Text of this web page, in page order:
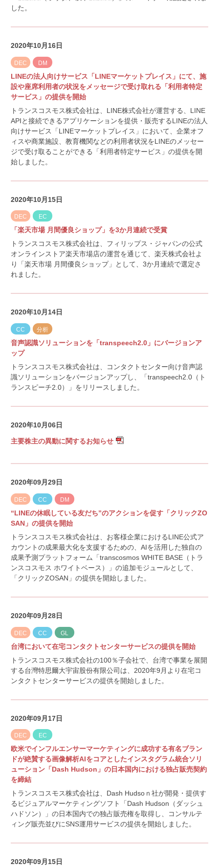
した。
2020年10月16日
DEC DM
LINEの法人向けサービス「LINEマーケットプレイス」にて、施
設や座席利用者の状況をメッセージで受け取れる「利用者特定
サービス」の提供を開始
トランスコスモス株式会社は、LINE株式会社が運営する、LINE
APIと接続できるアプリケーションを提供・販売するLINEの法人
向けサービス「LINEマーケットプレイス」において、企業オフ
ィスや商業施設、教育機関などの利用者状況をLINEのメッセー
ジで受け取ることができる「利用者特定サービス」の提供を開
始しました。
2020年10月15日
DEC EC
「楽天市場 月間優良ショップ」を3か月連続で受賞
トランスコスモス株式会社は、フィリップス・ジャパンの公式
オンラインストア楽天市場店の運営を通じて、楽天株式会社よ
り「楽天市場 月間優良ショップ」として、3か月連続で選定さ
れました。
2020年10月14日
CC 分析
音声認識ソリューションを「transpeech2.0」にバージョンア
ップ
トランスコスモス株式会社は、コンタクトセンター向け音声認
識ソリューションをバージョンアップし、「transpeech2.0（ト
ランスピーチ2.0）」をリリースしました。
2020年10月06日
主要株主の異動に関するお知らせ
2020年09月29日
DEC CC DM
“LINEの休眠している友だち”のアクションを促す「クリックZO
SAN」の提供を開始
トランスコスモス株式会社は、お客様企業におけるLINE公式ア
カウントの成果最大化を支援するための、AIを活用した独自の
成果予測プラットフォーム「transcosmos WHITE BASE（トラ
ンスコスモス ホワイトベース）」の追加モジュールとして、
「クリックZOSAN」の提供を開始しました。
2020年09月28日
DEC CC GL
台湾において在宅コンタクトセンターサービスの提供を開始
トランスコスモス株式会社の100％子会社で、台湾で事業を展開
する台灣特思爾大宇宙股份有限公司は、2020年9月より在宅コ
ンタクトセンターサービスの提供を開始しました。
2020年09月17日
DEC EC
欧米でインフルエンサーマーケティングに成功する有名ブラン
ドが絶賛する画像解析AIをコアとしたインスタグラム統合ソリ
ューション「Dash Hudson」の日本国内における独占販売契約
を締結
トランスコスモス株式会社は、Dash Hudsoｎ社が開発・提供す
るビジュアルマーケティングソフト「Dash Hudson（ダッシュ
ハドソン）」の日本国内での独占販売権を取得し、コンサルテ
ィング販売並びにSNS運用サービスの提供を開始しました。
2020年09月15日